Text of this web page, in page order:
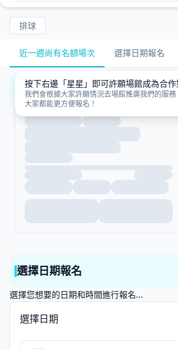
按下右邊「星星」即可許願場館成為合作
我們會根據大家許願情況去場館推廣我們的服
大家都能更方便報名！
排球
近一週尚有名額場次 選擇日期報名
近一週尚有名額場次
選擇日期報名
選擇您想要的日期和時間進行報名...
選擇日期